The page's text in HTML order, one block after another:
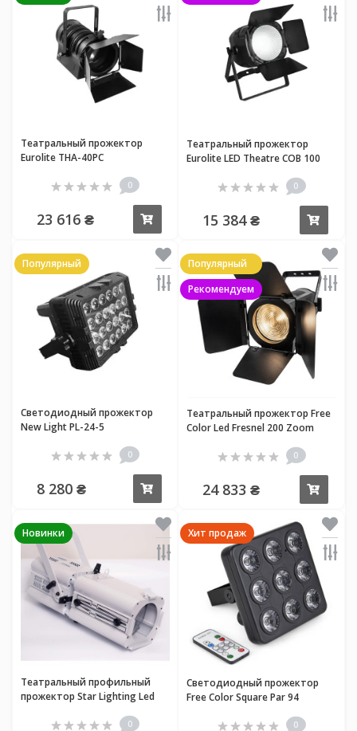
Театральный прожектор
Eurolite THA-40PC
0
23 616 ₴
Театральный прожектор
Eurolite LED Theatre COB 100
0
15 384 ₴
Популярный
Светодиодный прожектор
New Light PL-24-5
0
8 280 ₴
Популярный
Рекомендуем
Театральный прожектор Free
Color Led Fresnel 200 Zoom
0
24 833 ₴
Новинки
Театральный профильный
прожектор Star Lighting Led
0
Хит продаж
Светодиодный прожектор
Free Color Square Par 94
0